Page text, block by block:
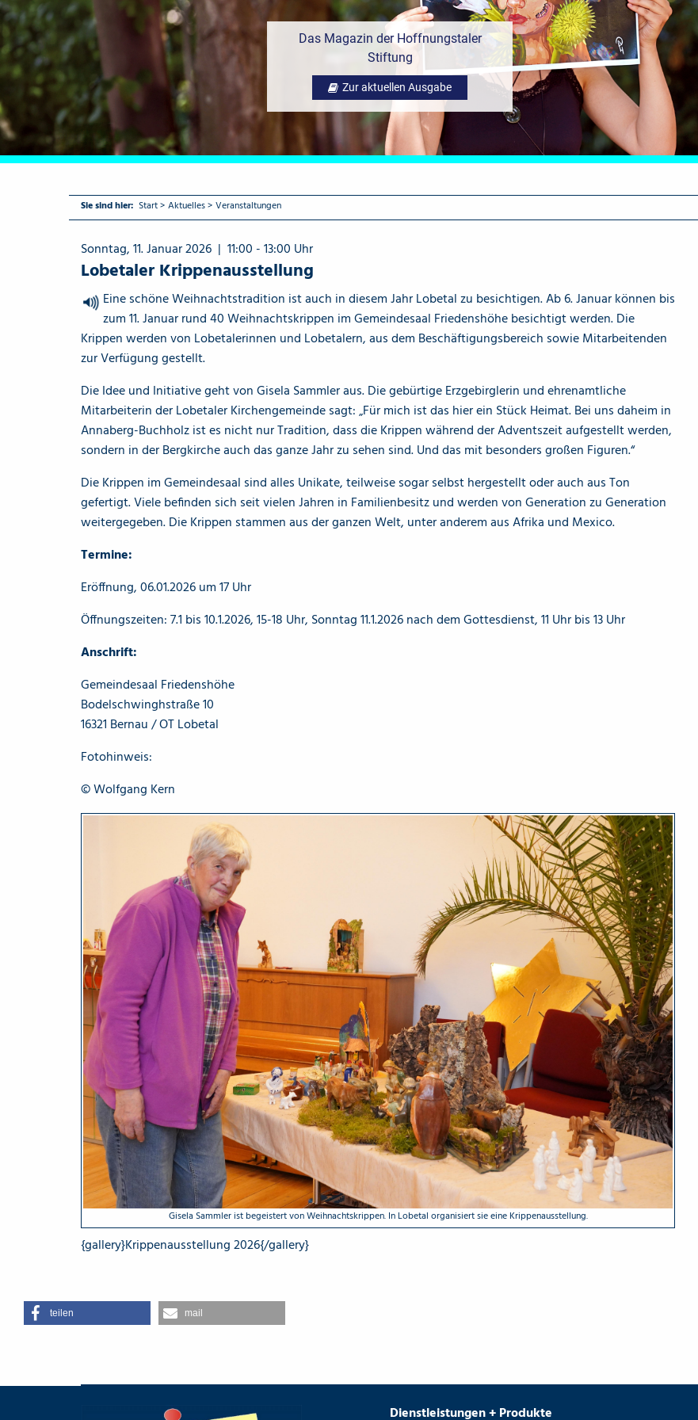
Das Magazin der Hoffnungstaler
Stiftung
Zur aktuellen Ausgabe
Sie sind hier: Start> Aktuelles> Veranstaltungen
Sonntag, 11. Januar 2026 | 11:00 - 13:00 Uhr
Lobetaler Krippenausstellung
{Play}Eine schöne Weihnachtstradition ist auch in diesem Jahr Lobetal zu besichtigen. Ab 6. Januar können bis
zum 11. Januar rund 40 Weihnachtskrippen im Gemeindesaal Friedenshöhe besichtigt werden. Die
Krippen werden von Lobetalerinnen und Lobetalern, aus dem Beschäftigungsbereich sowie Mitarbeitenden
zur Verfügung gestellt.
Die Idee und Initiative geht von Gisela Sammler aus. Die gebürtige Erzgebirglerin und ehrenamtliche
Mitarbeiterin der Lobetaler Kirchengemeinde sagt: „Für mich ist das hier ein Stück Heimat. Bei uns daheim in
Annaberg-Buchholz ist es nicht nur Tradition, dass die Krippen während der Adventszeit aufgestellt werden,
sondern in der Bergkirche auch das ganze Jahr zu sehen sind. Und das mit besonders großen Figuren.“
Die Krippen im Gemeindesaal sind alles Unikate, teilweise sogar selbst hergestellt oder auch aus Ton
gefertigt. Viele befinden sich seit vielen Jahren in Familienbesitz und werden von Generation zu Generation
weitergegeben. Die Krippen stammen aus der ganzen Welt, unter anderem aus Afrika und Mexico.
Termine:
Eröffnung, 06.01.2026 um 17 Uhr
Öffnungszeiten: 7.1 bis 10.1.2026, 15-18 Uhr, Sonntag 11.1.2026 nach dem Gottesdienst, 11 Uhr bis 13 Uhr
Anschrift:
Gemeindesaal Friedenshöhe
Bodelschwinghstraße 10
16321 Bernau / OT Lobetal
Fotohinweis:
© Wolfgang Kern
Gisela Sammler ist begeistert von Weihnachtskrippen. In Lobetal organisiert sie eine Krippenausstellung.
{gallery}Krippenausstellung 2026{/gallery}
teilen mail
Dienstleistungen + Produkte